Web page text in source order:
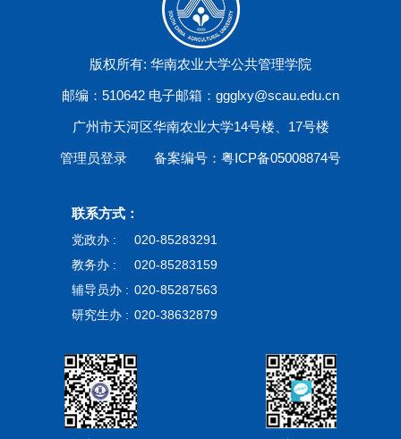
版权所有: 华南农业大学公共管理学院
邮编：510642 电子邮箱：ggglxy@scau.edu.cn
广州市天河区华南农业大学14号楼、17号楼
管理员登录 备案编号：粤ICP备05008874号
联系方式：
党政办 :
020-85283291
教务办 :
020-85283159
辅导员办 : 020-85287563
研究生办 : 020-38632879